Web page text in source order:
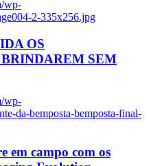
wp-
2-335x256.jpg
OS
SEM
wp-
da-bemposta-bemposta-final-
em campo com os